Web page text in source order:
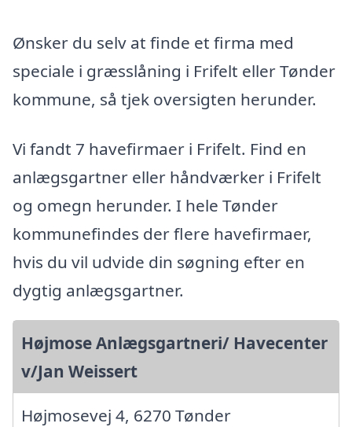
Ønsker du selv at finde et firma med
speciale i græsslåning i Frifelt eller Tønder
kommune, så tjek oversigten herunder.
Vi fandt 7 havefirmaer i Frifelt. Find en
anlægsgartner eller håndværker i Frifelt
og omegn herunder. I hele Tønder
kommunefindes der flere havefirmaer,
hvis du vil udvide din søgning efter en
dygtig anlægsgartner.
Højmose Anlægsgartneri/ Havecenter
v/Jan Weissert
Højmosevej 4, 6270 Tønder